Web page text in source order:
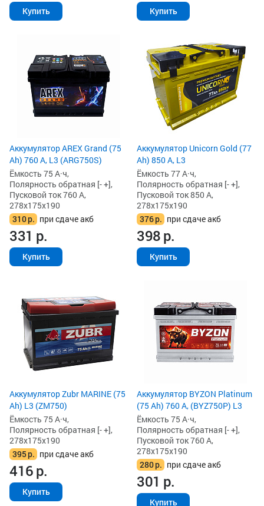
Купить Купить
Аккумулятор AREX Grand (75
Ah) 760 А, L3 (ARG750S)
Ёмкость 75 А·ч,
Полярность обратная [- +],
Пусковой ток 760 А,
278x175x190
310р. при сдаче акб
331 р.
Купить
Аккумулятор Unicorn Gold (77
Ah) 850 А, L3
Ёмкость 77 А·ч,
Полярность обратная [- +],
Пусковой ток 850 А,
278x175x190
376р. при сдаче акб
398р.
Купить
Аккумулятор Zubr MARINE (75
Ah) L3 (ZM750)
Ёмкость 75 А·ч,
Полярность обратная [- +],
278x175x190
395р. при сдаче акб
416р.
Купить
Аккумулятор BYZON Platinum
(75 Ah) 760 А, (BYZ750P) L3
Ёмкость 75 А·ч,
Полярность обратная [- +],
Пусковой ток 760 А,
278x175x190
280р. при сдаче акб
301 р.
Купить